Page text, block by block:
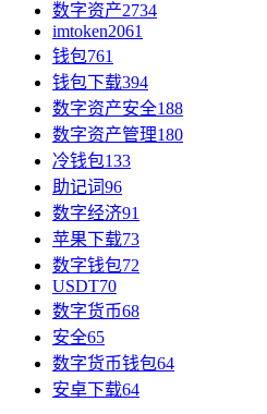
数字资产2734
imtoken2061
钱包761
钱包下载394
数字资产安全188
数字资产管理180
冷钱包133
助记词96
数字经济91
苹果下载73
数字钱包72
USDT70
数字货币68
安全65
数字货币钱包64
安卓下载64